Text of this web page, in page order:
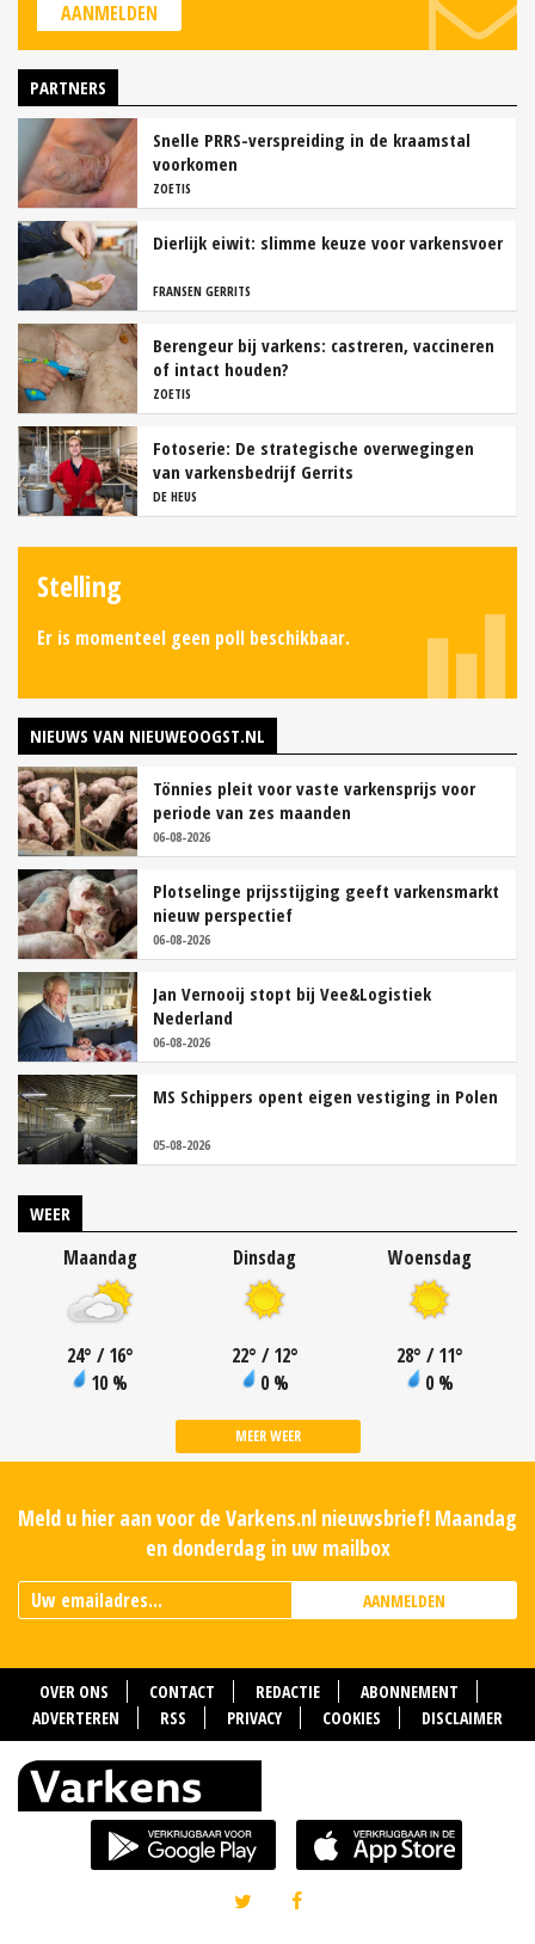
AANMELDEN
PARTNERS
Snelle PRRS-verspreiding in de kraamstal
voorkomen
ZOETIS
Dierlijk eiwit: slimme keuze voor varkensvoer
FRANSEN GERRITS
Berengeur bij varkens: castreren, vaccineren
of intact houden?
ZOETIS
Fotoserie: De strategische overwegingen
van varkensbedrijf Gerrits
DE HEUS
Stelling
Er is momenteel geen poll beschikbaar.
NIEUWS VAN NIEUWEOOGST.NL
Tönnies pleit voor vaste varkensprijs voor
periode van zes maanden
06-08-2026
Plotselinge prijsstijging geeft varkensmarkt
nieuw perspectief
06-08-2026
Jan Vernooij stopt bij Vee&Logistiek
Nederland
06-08-2026
MS Schippers opent eigen vestiging in Polen
05-08-2026
WEER
Maandag
24° / 16°
10 %
Dinsdag
22° / 12°
0 %
Woensdag
28° / 11°
0 %
MEER WEER
Meld u hier aan voor de Varkens.nl nieuwsbrief! Maandag
en donderdag in uw mailbox
AANMELDEN
OVER ONS CONTACT REDACTIE
ABONNEMENT
ADVERTEREN
RSS PRIVACY COOKIES DISCLAIMER